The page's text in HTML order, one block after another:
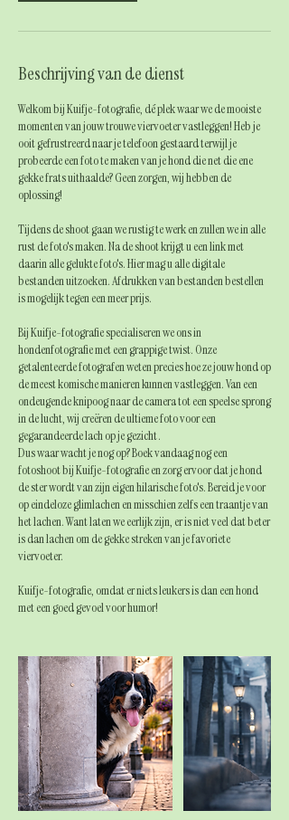
Beschrijving van de dienst
Welkom bij Kuifje-fotografie, dé plek waar we de mooiste
momenten van jouw trouwe viervoeter vastleggen! Heb je
ooit gefrustreerd naar je telefoon gestaard terwijl je
probeerde een foto te maken van je hond die net die ene
gekke frats uithaalde? Geen zorgen, wij hebben de
oplossing!
Tijdens de shoot gaan we rustig te werk en zullen we in alle
rust de foto's maken. Na de shoot krijgt u een link met
daarin alle gelukte foto's. Hier mag u alle digitale
bestanden uitzoeken. Afdrukken van bestanden bestellen
is mogelijk tegen een meer prijs.
Bij Kuifje-fotografie specialiseren we ons in
hondenfotografie met een grappige twist. Onze
getalenteerde fotografen weten precies hoe ze jouw hond op
de meest komische manieren kunnen vastleggen. Van een
ondeugende knipoog naar de camera tot een speelse sprong
in de lucht, wij creëren de ultieme foto voor een
gegarandeerde lach op je gezicht .
Dus waar wacht je nog op? Boek vandaag nog een
fotoshoot bij Kuifje-fotografie en zorg ervoor dat je hond
de ster wordt van zijn eigen hilarische foto's. Bereid je voor
op eindeloze glimlachen en misschien zelfs een traantje van
het lachen. Want laten we eerlijk zijn, er is niet veel dat beter
is dan lachen om de gekke streken van je favoriete
viervoeter.
Kuifje-fotografie, omdat er niets leukers is dan een hond
met een goed gevoel voor humor!